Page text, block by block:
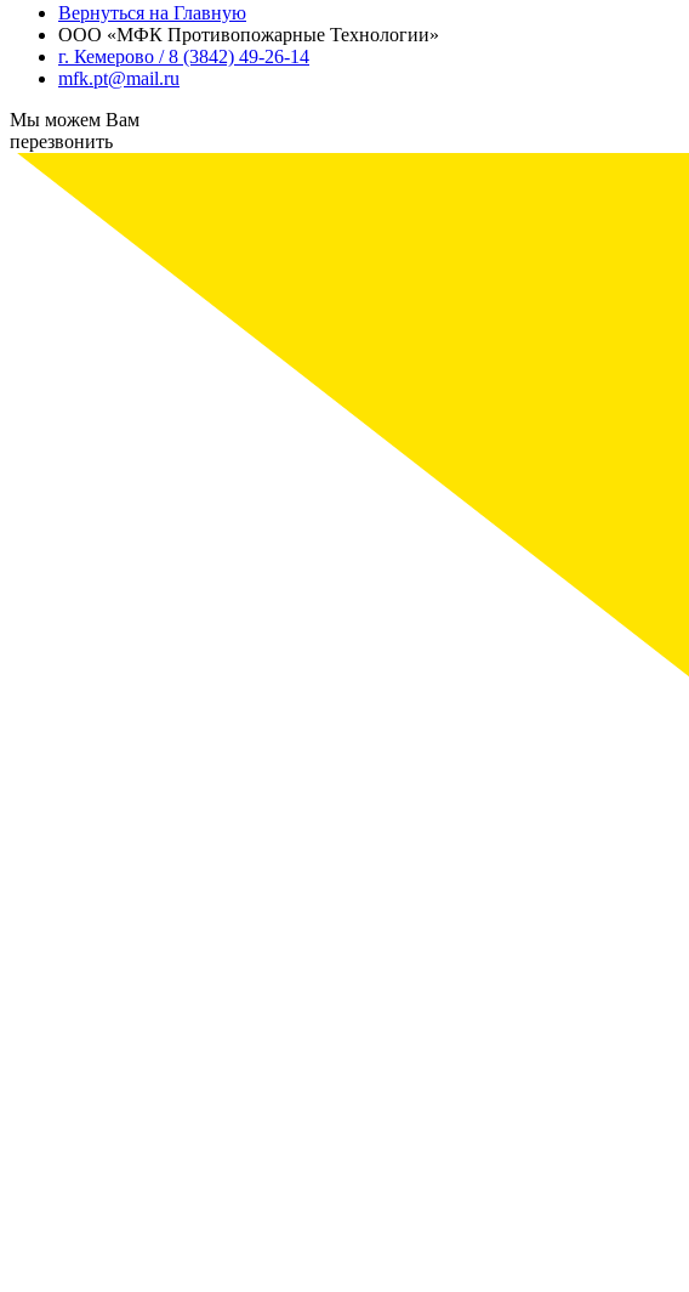
Вернуться на Главную
ООО «МФК Противопожарные Технологии»
г. Кемерово / 8 (3842) 49-26-14
mfk.pt@mail.ru
Мы можем Вам
перезвонить